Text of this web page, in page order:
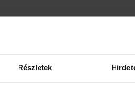
Részletek